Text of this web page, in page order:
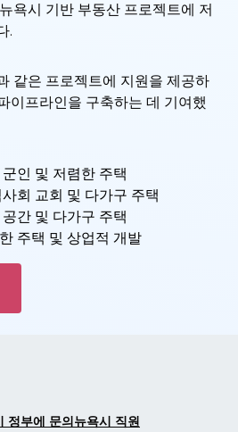
욕시 기반 부동산 프로젝트에 저
.
같은 프로젝트에 지원을 제공하
이프라인을 구축하는 데 기여했
인 및 저렴한 주택
회 교회 및 다가구 주택
간 및 다가구 주택
주택 및 상업적 개발
정부에 문의뉴욕시 직원